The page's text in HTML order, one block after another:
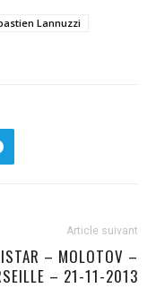
Lannuzzi
Article suivant
– MOLOTOV –
– 21-11-2013